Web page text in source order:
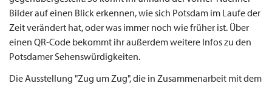
Bilder auf einen Blick erkennen, wie sich Potsdam im Laufe der
Zeit verändert hat, oder was immer noch wie früher ist. Über
einen QR-Code bekommt ihr außerdem weitere Infos zu den
Potsdamer Sehenswürdigkeiten.
Die Ausstellung "Zug um Zug", die in Zusammenarbeit mit dem